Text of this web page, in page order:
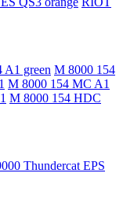
A1 green M 8000 154
M 8000 154 MC A1
M 8000 154 HDC
Thundercat EPS